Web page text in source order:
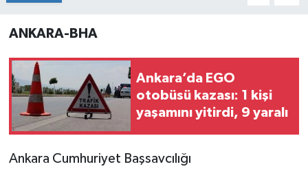
ANKARA-BHA
Ankara’da EGO
otobüsü kazası: 1 kişi
yaşamını yitirdi, 9 yaralı
Ankara Cumhuriyet Başsavcılığı